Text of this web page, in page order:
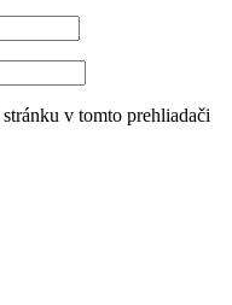
v tomto prehliadači